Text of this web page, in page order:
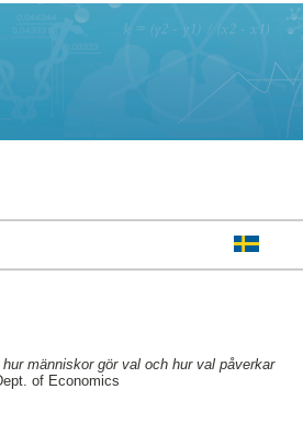
människor gör val och hur val påverkar
of Economics